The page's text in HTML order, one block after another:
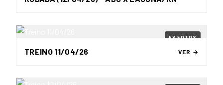
58 FOTOS
TREINO 11/04/26 VER →